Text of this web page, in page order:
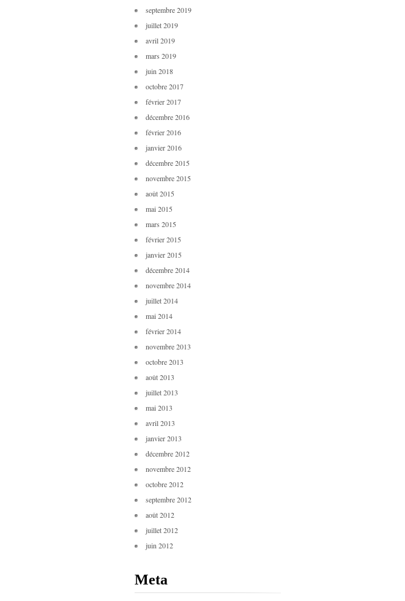
septembre 2019
juillet 2019
avril 2019
mars 2019
juin 2018
octobre 2017
février 2017
décembre 2016
février 2016
janvier 2016
décembre 2015
novembre 2015
août 2015
mai 2015
mars 2015
février 2015
janvier 2015
décembre 2014
novembre 2014
juillet 2014
mai 2014
février 2014
novembre 2013
octobre 2013
août 2013
juillet 2013
mai 2013
avril 2013
janvier 2013
décembre 2012
novembre 2012
octobre 2012
septembre 2012
août 2012
juillet 2012
juin 2012
Meta